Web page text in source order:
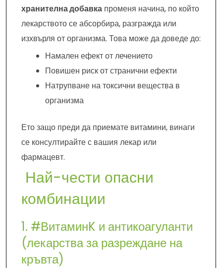
хранителна добавка променя начина, по който
лекарството се абсорбира, разгражда или
изхвърля от организма. Това може да доведе до:
Намален ефект от лечението
Повишен риск от странични ефекти
Натрупване на токсични вещества в
организма
Ето защо преди да приемате витамини, винаги
се консултирайте с вашия лекар или
фармацевт.
Най-чести опасни
комбинации
1. #ВитаминK и антикоагуланти
(лекарства за разреждане на
кръвта)